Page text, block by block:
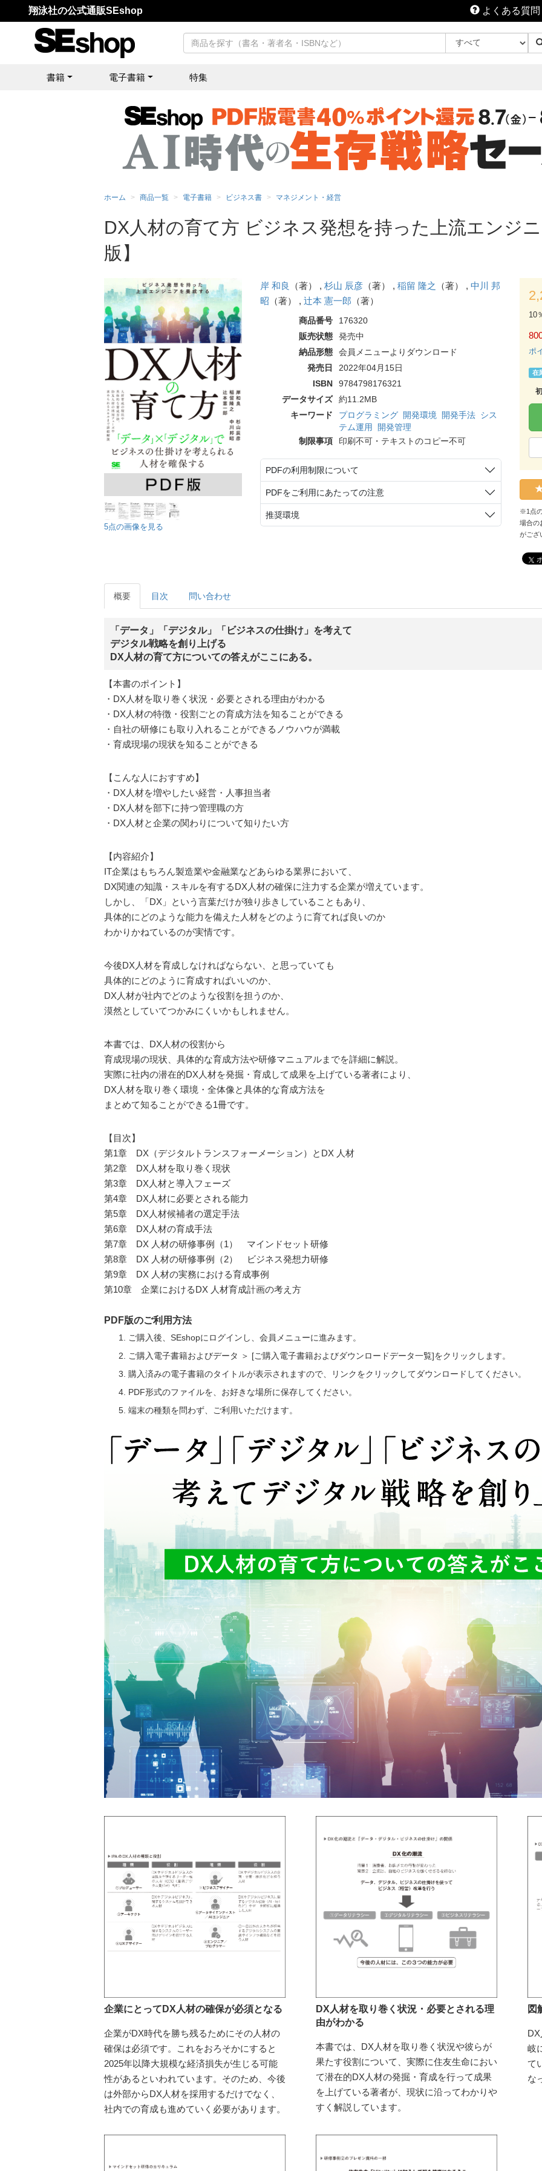
翔泳社の公式通販SEshop よくある質問
書籍 電子書籍 特集
ホーム 商品一覧 電子書籍 ビジネス書 マネジメント・経営
DX人材の育て方 ビジネス発想を持った上流エンジ
版】
5点の画像を見る
岸 和良 （著） , 杉山 辰彦（著） , 稲留 隆之 （著） , 中川 邦
昭 （著） , 辻本 憲一郎 （著）
商品番号
176320
販売状態
発売中
納品形態
会員メニューよりダウンロード
発売日
2022年04月15日
ISBN
9784798176321
データサイズ
約11.2MB
キーワード
プログラミング 開発環境 開発手法 シス
テム運用
開発管理
制限事項
印刷不可・テキストのコピー不可
PDFの利用制限について
PDFをご利用にあたっての注意
推奨環境
10
ポ
在
※1点
場合の
がござ
概要 目次 問い合わせ
「データ」「デジタル」「ビジネスの仕掛け」を考えて
デジタル戦略を創り上げる
DX人材の育て方についての答えがここにある。
【本書のポイント】
・DX人材を取り巻く状況・必要とされる理由がわかる
・DX人材の特徴・役割ごとの育成方法を知ることができる
・自社の研修にも取り入れることができるノウハウが満載
・育成現場の現状を知ることができる
【こんな人におすすめ】
・DX人材を増やしたい経営・人事担当者
・DX人材を部下に持つ管理職の方
・DX人材と企業の関わりについて知りたい方
【内容紹介】
IT企業はもちろん製造業や金融業などあらゆる業界において、
DX関連の知識・スキルを有するDX人材の確保に注力する企業が増えています。
しかし、「DX」という言葉だけが独り歩きしていることもあり、
具体的にどのような能力を備えた人材をどのように育てれば良いのか
わかりかねているのが実情です。
今後DX人材を育成しなければならない、と思っていても
具体的にどのように育成すればいいのか、
DX人材が社内でどのような役割を担うのか、
漠然としていてつかみにくいかもしれません。
本書では、DX人材の役割から
育成現場の現状、具体的な育成方法や研修マニュアルまでを詳細に解説。
実際に社内の潜在的DX人材を発掘・育成して成果を上げている著者により、
DX人材を取り巻く環境・全体像と具体的な育成方法を
まとめて知ることができる1冊です。
【目次】
第1章 DX（デジタルトランスフォーメーション）とDX 人材
第2章 DX人材を取り巻く現状
第3章 DX人材と導入フェーズ
第4章 DX人材に必要とされる能力
第5章 DX人材候補者の選定手法
第6章 DX人材の育成手法
第7章 DX 人材の研修事例（1） マインドセット研修
第8章 DX 人材の研修事例（2） ビジネス発想力研修
第9章 DX 人材の実務における育成事例
第10章 企業におけるDX 人材育成計画の考え方
PDF版のご利用方法
ご購入後、SEshopにログインし、会員メニューに進みます。
ご購入電子書籍およびデータ ＞ [ご購入電子書籍およびダウンロードデータ一覧]をクリックします。
購入済みの電子書籍のタイトルが表示されますので、リンクをクリックしてダウンロードしてください。
PDF形式のファイルを、お好きな場所に保存してください。
端末の種類を問わず、ご利用いただけます。
企業にとってDX人材の確保が必須となる
企業がDX時代を勝ち残るためにその人材の
確保は必須です。これをおろそかにすると
2025年以降大規模な経済損失が生じる可能
性があるといわれています。そのため、今後
は外部からDX人材を採用するだけでなく、
社内での育成も進めていく必要があります。
DX人材を取り巻く状況・必要とされる理
由がわかる
本書では、DX人材を取り巻く状況や彼らが
果たす役割について、実際に住友生命におい
て潜在的DX人材の発掘・育成を行って成果
を上げている著者が、現状に沿ってわかりや
すく解説しています。
図
岐
て
な